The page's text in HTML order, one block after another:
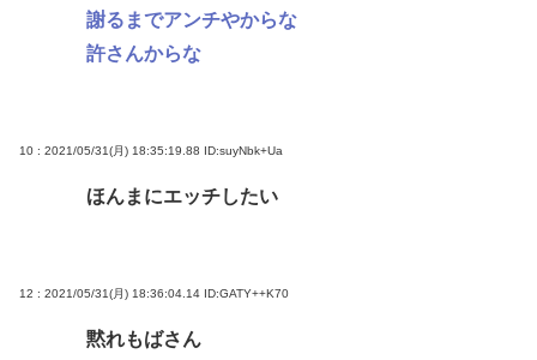
謝るまでアンチやからな
許さんからな
10 : 2021/05/31(月) 18:35:19.88 ID:suyNbk+Ua
ほんまにエッチしたい
12 : 2021/05/31(月) 18:36:04.14 ID:GATY++K70
黙れもばさん